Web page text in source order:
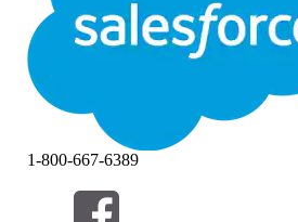
Filtre (0)
1-800-667-6389